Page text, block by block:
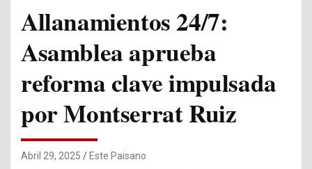
Allanamientos 24/7:
Asamblea aprueba
reforma clave impulsada
por Montserrat Ruiz
Abril 29, 2025 Este Paisano